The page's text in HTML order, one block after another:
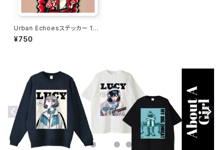
Urban Echoesステッカー 101
6-231109007
¥750